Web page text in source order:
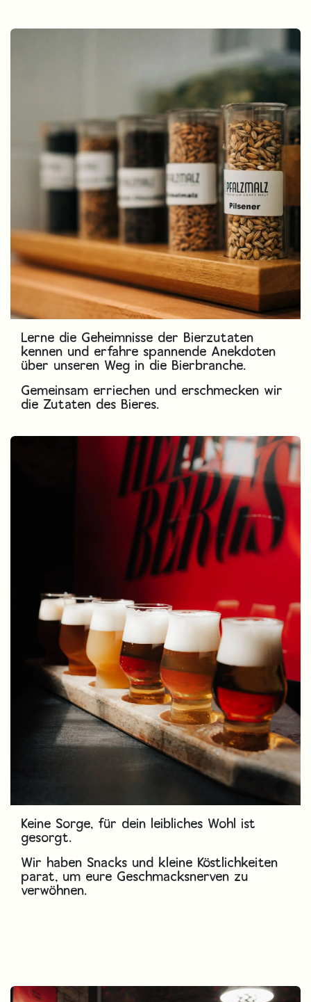
Lerne die Geheimnisse der Bierzutaten
kennen und erfahre spannende Anekdoten
über unseren Weg in die Bierbranche.
Gemeinsam erriechen und erschmecken wir
die Zutaten des Bieres.
Keine Sorge, für dein leibliches Wohl ist
gesorgt.
Wir haben Snacks und kleine Köstlichkeiten
parat, um eure Geschmacksnerven zu
verwöhnen.